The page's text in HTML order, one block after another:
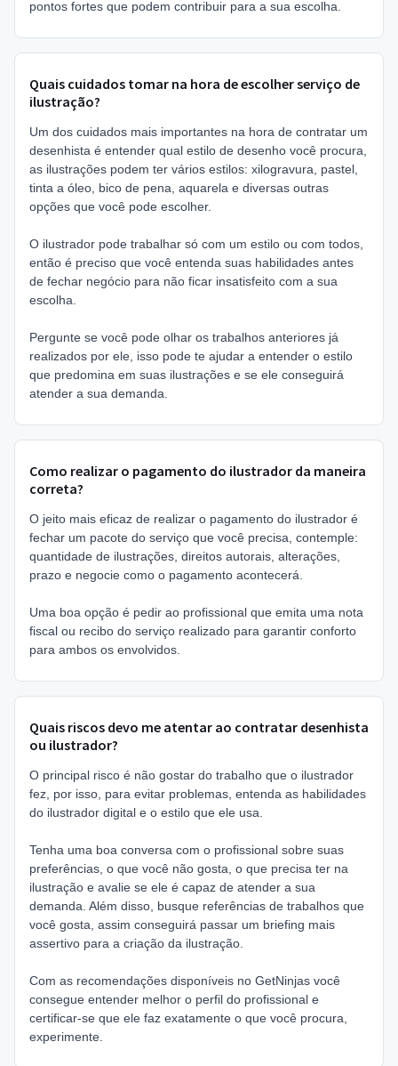
pontos fortes que podem contribuir para a sua escolha.
Quais cuidados tomar na hora de escolher serviço de
ilustração?
Um dos cuidados mais importantes na hora de contratar um
desenhista é entender qual estilo de desenho você procura,
as ilustrações podem ter vários estilos: xilogravura, pastel,
tinta a óleo, bico de pena, aquarela e diversas outras
opções que você pode escolher.
O ilustrador pode trabalhar só com um estilo ou com todos,
então é preciso que você entenda suas habilidades antes
de fechar negócio para não ficar insatisfeito com a sua
escolha.
Pergunte se você pode olhar os trabalhos anteriores já
realizados por ele, isso pode te ajudar a entender o estilo
que predomina em suas ilustrações e se ele conseguirá
atender a sua demanda.
Como realizar o pagamento do ilustrador da maneira
correta?
O jeito mais eficaz de realizar o pagamento do ilustrador é
fechar um pacote do serviço que você precisa, contemple:
quantidade de ilustrações, direitos autorais, alterações,
prazo e negocie como o pagamento acontecerá.
Uma boa opção é pedir ao profissional que emita uma nota
fiscal ou recibo do serviço realizado para garantir conforto
para ambos os envolvidos.
Quais riscos devo me atentar ao contratar desenhista
ou ilustrador?
O principal risco é não gostar do trabalho que o ilustrador
fez, por isso, para evitar problemas, entenda as habilidades
do ilustrador digital e o estilo que ele usa.
Tenha uma boa conversa com o profissional sobre suas
preferências, o que você não gosta, o que precisa ter na
ilustração e avalie se ele é capaz de atender a sua
demanda. Além disso, busque referências de trabalhos que
você gosta, assim conseguirá passar um briefing mais
assertivo para a criação da ilustração.
Com as recomendações disponíveis no GetNinjas você
consegue entender melhor o perfil do profissional e
certificar-se que ele faz exatamente o que você procura,
experimente.